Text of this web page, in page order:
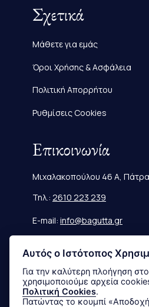
Σχετικά
Μάθετε για εμάς
Όροι Χρήσης & Ασφάλεια
Πολιτική Απορρήτου
Ρυθμίσεις Cookies
Επικοινωνία
Μιχαλακοπούλου 46 Α, Πάτρα
Τηλ.: 2610 223 239
E-mail: info@bagutta.gr
Πληροφορίες
Μεγεθολόγιο
Αυτός ο Ιστότοπος
Για την καλύτερη πλοήγηση
χρησιμοποιούμε αρχεία
Πολιτική Cookies.
Πατώντας το κουμπί «Αποδοχή όλων» αποδέχεστε